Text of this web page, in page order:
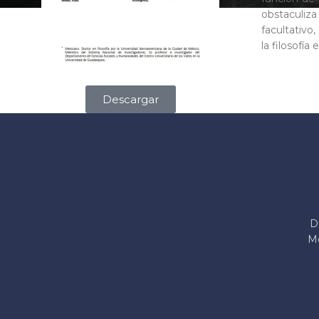
Descargar
facultativo,
la filosofía